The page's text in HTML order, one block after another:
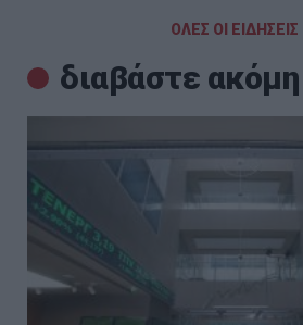
ΟΛΕΣ ΟΙ
διαβάστε ακόμη